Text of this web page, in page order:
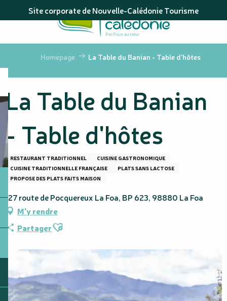
au
principal
Site corporate de Nouvelle-Calédonie Tourisme
Homepage La Table du Banian - Table d'hôtes
La Table du Banian
- Table d'hôtes
RESTAURANT TRADITIONNEL
CUISINE GASTRONOMIQUE
CUISINE TRADITIONNELLE FRANÇAISE
PLATS SANS LACTOSE
PROPOSE DES PLATS FAITS MAISON
127 route de Pocquereux La Foa, BP 623, 98880 La Foa
M'y rendre
PartagerAjouter aux favoris